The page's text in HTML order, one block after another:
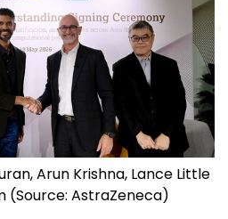
Arun Krishna, Lance Little
(Source: AstraZeneca)